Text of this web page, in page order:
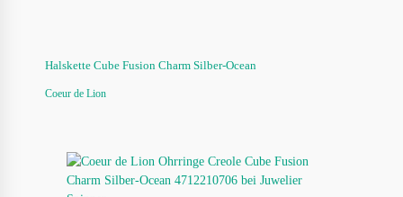
Halskette Cube Fusion Charm Silber-Ocean
Coeur de Lion